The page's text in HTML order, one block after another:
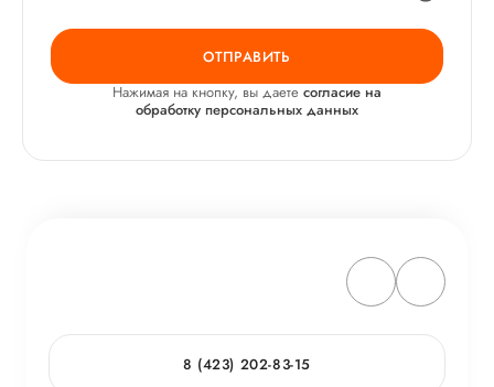
ОТПРАВИТЬ
Нажимая на кнопку, вы даете согласие на
обработку персональных данных
8 (423) 202-83-15